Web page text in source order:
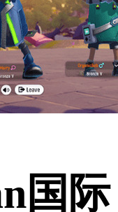
国际